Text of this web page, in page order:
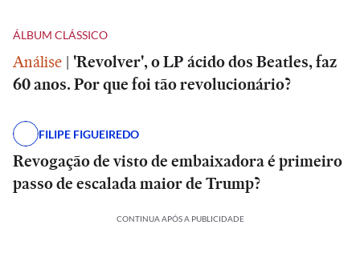
ÁLBUM CLÁSSICO
Análise | 'Revolver', o LP ácido dos Beatles, faz
60 anos. Por que foi tão revolucionário?
FILIPE FIGUEIREDO
Revogação de visto de embaixadora é primeiro
passo de escalada maior de Trump?
CONTINUA APÓS A PUBLICIDADE